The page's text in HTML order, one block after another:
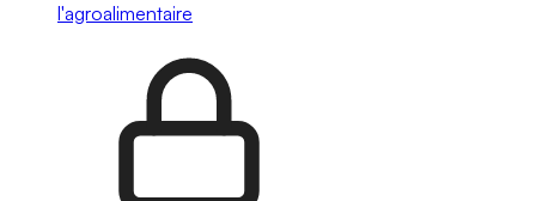
l'agroalimentaire